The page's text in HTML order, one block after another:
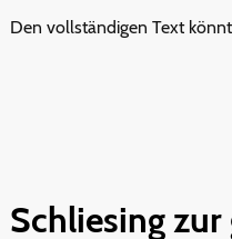
Den vollständigen Text
Schliesing